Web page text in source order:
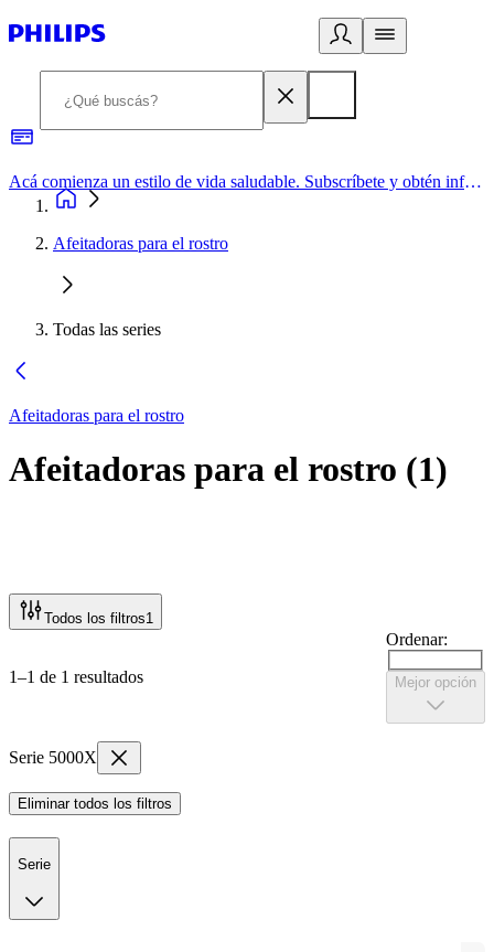
Acá comienza un estilo de vida saludable. Subscríbete y obtén información de primera mano
Afeitadoras para el rostro
Todas las series
Afeitadoras para el rostro
Afeitadoras para el rostro (1)
Todos los filtros1
1–1 de 1 resultados
Ordenar:
Mejor opción
Serie 5000X
Eliminar todos los filtros
Serie